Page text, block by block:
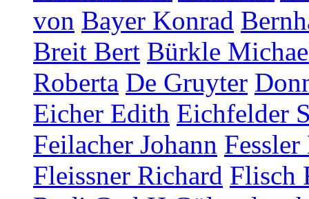
von Bayer Konrad
Breit Bert Bürkle
Roberta De Gruyter
Eicher Edith Eichfelder
Feilacher Johann Fessler
Fleissner Richard Flisch